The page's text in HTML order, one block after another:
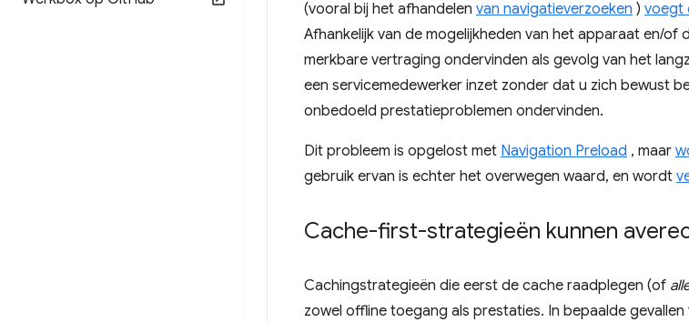
(vooral bij het afhandelen van navigatieverzoeken ) voegt
Afhankelijk van de mogelijkheden van het apparaat en/of
merkbare vertraging ondervinden als gevolg van het
een servicemedewerker inzet zonder dat u zich bewust
onbedoeld prestatieproblemen ondervinden.
Dit probleem is opgelost met Navigation Preload , maar
gebruik ervan is echter het overwegen waard, en wordt
Cache-first-strategieën kunnen
Cachingstrategieën die eerst de cache raadplegen (of
zowel offline toegang als prestaties. In bepaalde